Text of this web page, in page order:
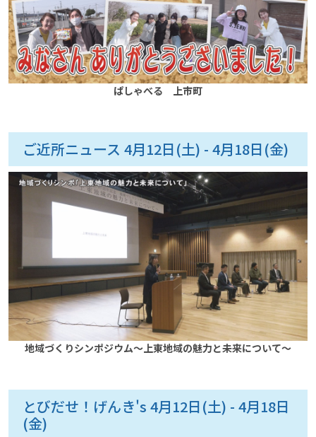
ぱしゃべる 上市町
ご近所ニュース 4月12日(土) - 4月18日(金)
地域づくりシンポジウム～上東地域の魅力と未来について～
とびだせ！げんき's 4月12日(土) - 4月18日
(金)